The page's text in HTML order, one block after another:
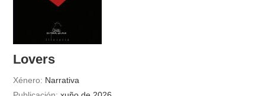
Lovers
Xénero: Narrativa